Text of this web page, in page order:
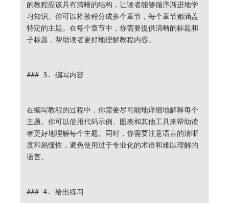
的教程应该具有清晰的结构，让读者能够循序渐进地学
习知识。你可以将教程分成多个章节，每个章节都涵盖
特定的主题。在每个章节中，你需要提供清晰的标题和
子标题，帮助读者更好地理解教程内容。
### 3. 编写内容
在编写教程的过程中，你需要尽可能地详细地解释每个
主题。你可以使用代码示例、图表和其他工具来帮助读
者更好地理解每个主题。同时，你需要注意语言的清晰
度和易懂性，避免使用过于专业化的术语和难以理解的
语言。
### 4. 给出练习